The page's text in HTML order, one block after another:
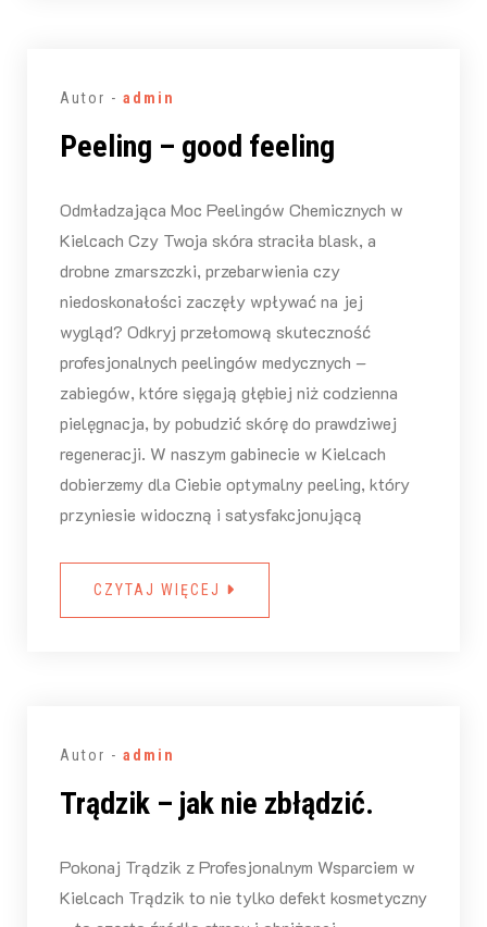
Autor - admin
Peeling – good feeling
Odmładzająca Moc Peelingów Chemicznych w
Kielcach Czy Twoja skóra straciła blask, a
drobne zmarszczki, przebarwienia czy
niedoskonałości zaczęły wpływać na jej
wygląd? Odkryj przełomową skuteczność
profesjonalnych peelingów medycznych –
zabiegów, które sięgają głębiej niż codzienna
pielęgnacja, by pobudzić skórę do prawdziwej
regeneracji. W naszym gabinecie w Kielcach
dobierzemy dla Ciebie optymalny peeling, który
przyniesie widoczną i satysfakcjonującą
CZYTAJ WIĘCEJ
Autor - admin
Trądzik – jak nie zbłądzić.
Pokonaj Trądzik z Profesjonalnym Wsparciem w
Kielcach Trądzik to nie tylko defekt kosmetyczny